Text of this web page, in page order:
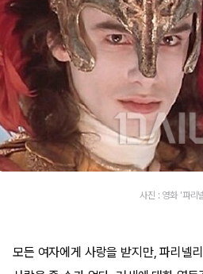
사진 : 영화 '파리
모든 여자에게 사랑을 받지만, 파리넬